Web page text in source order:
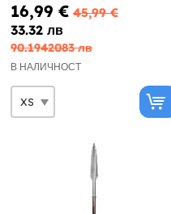
16,99 € 45,99 €
33.32 лв
90.1942083 лв
В НАЛИЧНОСТ